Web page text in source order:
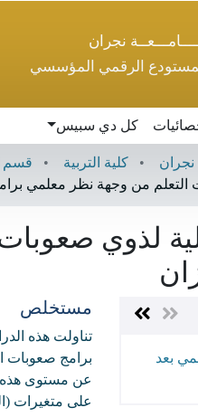
نجران
الرقمي المؤسسي
كل دي سبيس
نجران كلية التربية قسم
التعلم من وجهة نظر معلمي
لذوي
بعد
مستخلص
تناولت هذه
برامج صعوبات
عن مستوى هذه
على متغيرات